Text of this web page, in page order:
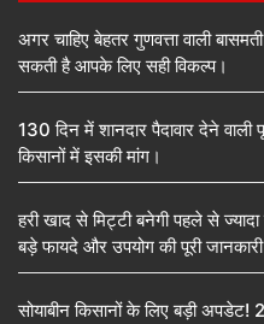
अगर चाहिए बेहतर गुणवत्ता वाली
सकती है आपके लिए सही विकल्प।
130 दिन में शानदार पैदावार देने वाली
किसानों में इसकी मांग।
हरी खाद से मिट्टी बनेगी पहले से
बड़े फायदे और उपयोग की पूरी
सोयाबीन किसानों के लिए बड़ी